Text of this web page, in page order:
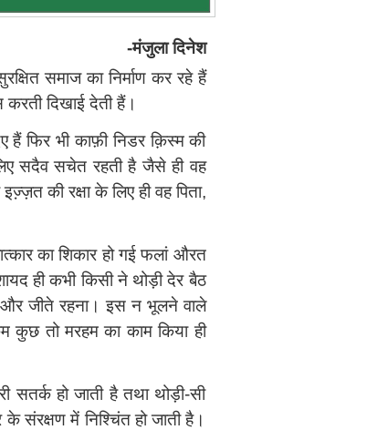
-मंजुला दिनेश
समाज का निर्माण कर रहे हैं
दिखाई देती हैं।
फिर भी काफ़ी निडर क़िस्‍म की
सदैव सचेत रहती है जैसे ही वह
की रक्षा के लिए ही वह पिता,
का शिकार हो गई फलां औरत
ही कभी किसी ने थोड़ी देर बैठ
जीते रहना। इस न भूलने वाले
तो मरहम का काम किया ही
हो जाती है तथा थोड़ी-सी
संरक्षण में निश्‍चिंत हो जाती है।